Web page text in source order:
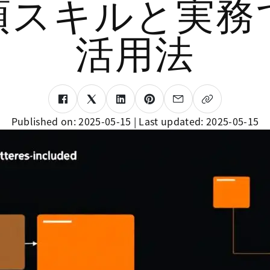
スキルと実務
活用法
Published on:2025-05-15 | Last updated: 2025-05-15